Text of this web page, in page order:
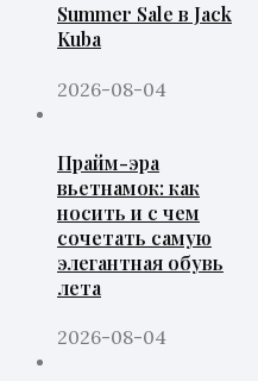
Summer Sale в Jack
Kuba
2026-08-04
Прайм-эра
вьетнамок: как
носить и с чем
сочетать самую
элегантная обувь
лета
2026-08-04